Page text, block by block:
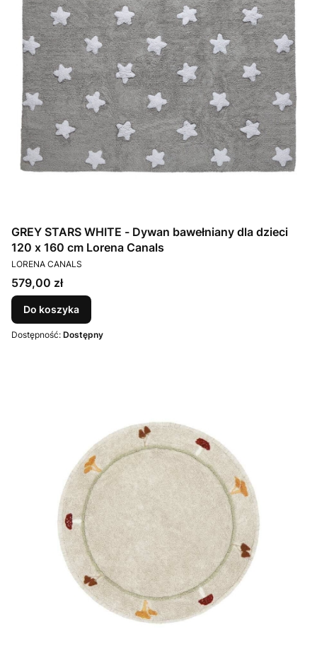
GREY STARS WHITE - Dywan bawełniany dla dzieci
120 x 160 cm Lorena Canals
PRODUCENT
LORENA CANALS
Cena
579,00 zł
Do koszyka
Dostępność: Dostępny